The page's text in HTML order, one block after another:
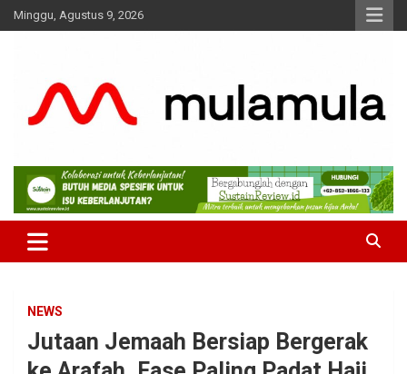
Skip
to
Minggu, Agustus 9, 2026
MulaMula
Medianya para Gen Z
NEWS
Jutaan Jemaah Bersiap Bergerak